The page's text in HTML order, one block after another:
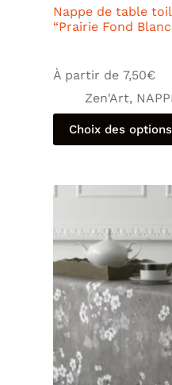
Nappe de table
“Prairie Fond
À partir de 7,50€
Zen'Art,
Choix des options